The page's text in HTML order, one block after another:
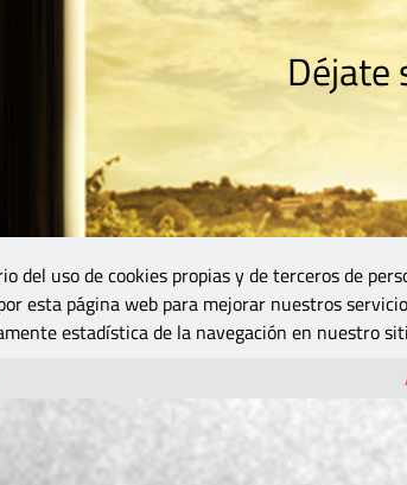
Déjate
del uso de cookies propias y de terceros de
esta página web para mejorar nuestros
estadística de la navegación en nuestro